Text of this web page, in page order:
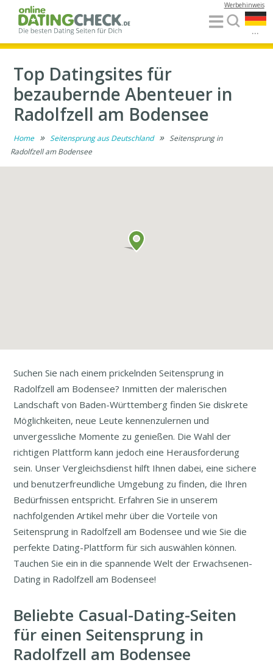
...
Werbehinweis
Top Datingsites für
bezaubernde Abenteuer in
Radolfzell am Bodensee
Home » Seitensprung aus Deutschland » Seitensprung in
Radolfzell am Bodensee
Suchen Sie nach einem prickelnden Seitensprung in
Radolfzell am Bodensee? Inmitten der malerischen
Landschaft von Baden-Württemberg finden Sie diskrete
Möglichkeiten, neue Leute kennenzulernen und
unvergessliche Momente zu genießen. Die Wahl der
richtigen Plattform kann jedoch eine Herausforderung
sein. Unser Vergleichsdienst hilft Ihnen dabei, eine sichere
und benutzerfreundliche Umgebung zu finden, die Ihren
Bedürfnissen entspricht. Erfahren Sie in unserem
nachfolgenden Artikel mehr über die Vorteile von
Seitensprung in Radolfzell am Bodensee und wie Sie die
perfekte Dating-Plattform für sich auswählen können.
Tauchen Sie ein in die spannende Welt der Erwachsenen-
Dating in Radolfzell am Bodensee!
Beliebte Casual-Dating-Seiten
für einen Seitensprung in
Radolfzell am Bodensee